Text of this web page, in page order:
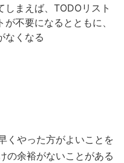
まえば、TODOリスト
不要になるとともに、
なくなる
くやった方がよいことを
の余裕がないことがある